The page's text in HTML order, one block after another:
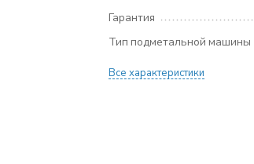
Гарантия
Тип подметальной машины
Все характеристики